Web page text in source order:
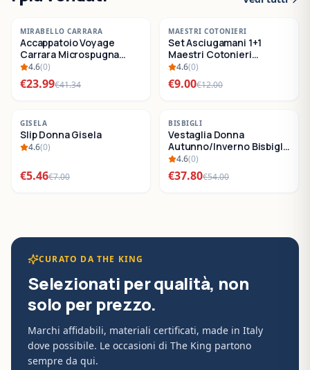
-42%
SALDI
MIRABELLO CARRARA
Accappatoio Voyage
Carrara Microspugna
Cotone
4.6(0)
€23.99€41.34
-25%
SALDI
MAESTRI COTONIERI
Set Asciugamani 1+1
Maestri Cotonieri
Eternity Spugna di
Cotone
4.6(0)
€9.00€12.00
-22 %
SALDI
GISELA
Slip Donna Gisela
4.6(0)
€5.46€7.00
-30 %
SALDI
BISBIGLI
Vestaglia Donna
Autunno/Inverno Bisbigli
BO288632
4.6(0)
€37.80€54.00
CURATO DA THE KING
Selezionati per qualità, non
solo per prezzo.
Marchi affidabili, materiali certificati, made in Italy
dove possibile. Le occasioni di The King partono
sempre da qui.